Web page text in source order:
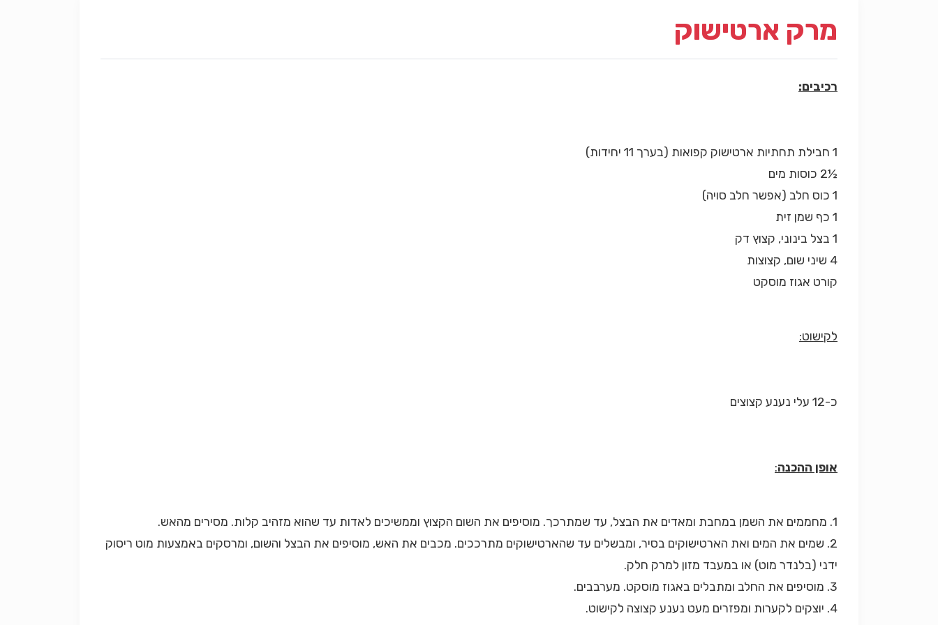
מרק ארטישוק
רכיבים:
1 חבילת תחתיות ארטישוק קפואות (בערך 11 יחידות)
½2 כוסות מים
1 כוס חלב (אפשר חלב סויה)
1 כף שמן זית
1 בצל בינוני, קצוץ דק
4 שיני שום, קצוצות
קורט אגוז מוסקט
לקישוט:
כ-12 עלי נענע קצוצים
אופן ההכנה:
1. מחממים את השמן במחבת ומאדים את הבצל, עד שמתרכך. מוסיפים את השום הקצוץ וממשיכים לאדות עד שהוא מזהיב קלות. מסירים מהאש.
2. שמים את המים ואת הארטישוקים בסיר, ומבשלים עד שהארטישוקים מתרככים. מכבים את האש, מוסיפים את הבצל והשום, ומרסקים באמצעות מוט ריסוק
ידני (בלנדר מוט) או במעבד מזון למרק חלק.
3. מוסיפים את החלב ומתבלים באגוז מוסקט. מערבבים.
4. יוצקים לקערות ומפזרים מעט נענע קצוצה לקישוט.